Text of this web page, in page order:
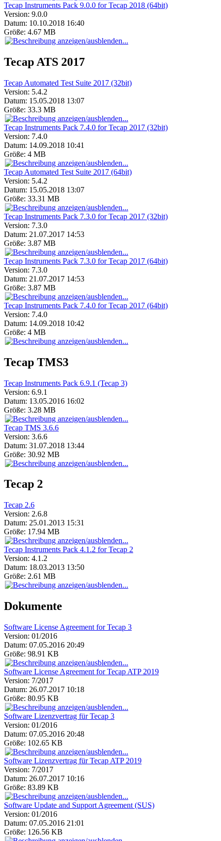
Tecap Instruments Pack 9.0.0 for Tecap 2018 (64bit)
Version: 9.0.0
Datum: 10.10.2018 16:40
Größe: 4.67 MB
Tecap ATS 2017
Tecap Automated Test Suite 2017 (32bit)
Version: 5.4.2
Datum: 15.05.2018 13:07
Größe: 33.3 MB
Tecap Instruments Pack 7.4.0 for Tecap 2017 (32bit)
Version: 7.4.0
Datum: 14.09.2018 10:41
Größe: 4 MB
Tecap Automated Test Suite 2017 (64bit)
Version: 5.4.2
Datum: 15.05.2018 13:07
Größe: 33.31 MB
Tecap Instruments Pack 7.3.0 for Tecap 2017 (32bit)
Version: 7.3.0
Datum: 21.07.2017 14:53
Größe: 3.87 MB
Tecap Instruments Pack 7.3.0 for Tecap 2017 (64bit)
Version: 7.3.0
Datum: 21.07.2017 14:53
Größe: 3.87 MB
Tecap Instruments Pack 7.4.0 for Tecap 2017 (64bit)
Version: 7.4.0
Datum: 14.09.2018 10:42
Größe: 4 MB
Tecap TMS3
Tecap Instruments Pack 6.9.1 (Tecap 3)
Version: 6.9.1
Datum: 13.05.2016 16:02
Größe: 3.28 MB
Tecap TMS 3.6.6
Version: 3.6.6
Datum: 31.07.2018 13:44
Größe: 30.92 MB
Tecap 2
Tecap 2.6
Version: 2.6.8
Datum: 25.01.2013 15:31
Größe: 17.94 MB
Tecap Instruments Pack 4.1.2 for Tecap 2
Version: 4.1.2
Datum: 18.03.2013 13:50
Größe: 2.61 MB
Dokumente
Software License Agreement for Tecap 3
Version: 01/2016
Datum: 07.05.2016 20:49
Größe: 98.91 KB
Software License Agreement for Tecap ATP 2019
Version: 7/2017
Datum: 26.07.2017 10:18
Größe: 80.95 KB
Software Lizenzvertrag für Tecap 3
Version: 01/2016
Datum: 07.05.2016 20:48
Größe: 102.65 KB
Software Lizenzvertrag für Tecap ATP 2019
Version: 7/2017
Datum: 26.07.2017 10:16
Größe: 83.89 KB
Software Update and Support Agreement (SUS)
Version: 01/2016
Datum: 07.05.2016 21:01
Größe: 126.56 KB